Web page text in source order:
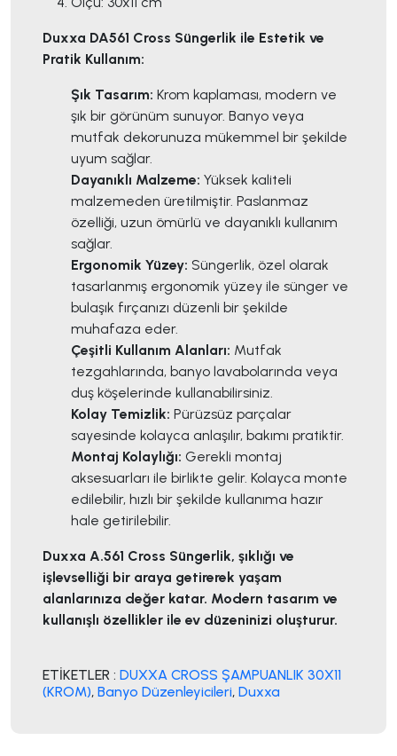
Duxxa DA561 Cross Süngerlik ile Estetik ve
Pratik Kullanım:
Şık Tasarım: Krom kaplaması, modern ve
şık bir görünüm sunuyor. Banyo veya
mutfak dekorunuza mükemmel bir şekilde
uyum sağlar.
Dayanıklı Malzeme: Yüksek kaliteli
malzemeden üretilmiştir. Paslanmaz
özelliği, uzun ömürlü ve dayanıklı kullanım
sağlar.
Ergonomik Yüzey: Süngerlik, özel olarak
tasarlanmış ergonomik yüzey ile sünger ve
bulaşık fırçanızı düzenli bir şekilde
muhafaza eder.
Çeşitli Kullanım Alanları: Mutfak
tezgahlarında, banyo lavabolarında veya
duş köşelerinde kullanabilirsiniz.
Kolay Temizlik: Pürüzsüz parçalar
sayesinde kolayca anlaşılır, bakımı pratiktir.
Montaj Kolaylığı: Gerekli montaj
aksesuarları ile birlikte gelir. Kolayca monte
edilebilir, hızlı bir şekilde kullanıma hazır
hale getirilebilir.
Duxxa A.561 Cross Süngerlik, şıklığı ve
işlevselliği bir araya getirerek yaşam
alanlarınıza değer katar. Modern tasarım ve
kullanışlı özellikler ile ev düzeninizi oluşturur.
ETİKETLER : DUXXA CROSS ŞAMPUANLIK 30X11
(KROM), Banyo Düzenleyicileri, Duxxa